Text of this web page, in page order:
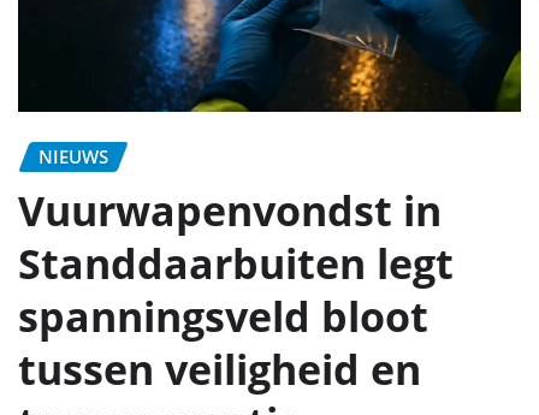
NIEUWS
Vuurwapenvondst in
Standdaarbuiten legt
spanningsveld bloot
tussen veiligheid en